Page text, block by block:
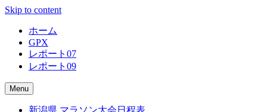
Skip to content
ホーム
GPX
レポート07
レポート09
Menu
新潟県 マラソン大会日程表